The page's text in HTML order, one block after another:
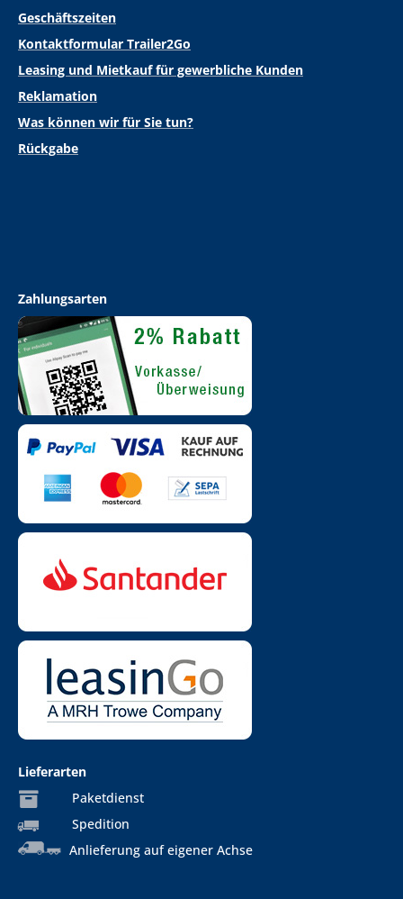
Geschäftszeiten
Kontaktformular Trailer2Go
Leasing und Mietkauf für gewerbliche Kunden
Reklamation
Was können wir für Sie tun?
Rückgabe
Zahlungsarten
Lieferarten
Paketdienst
Spedition
Anlieferung auf eigener Achse